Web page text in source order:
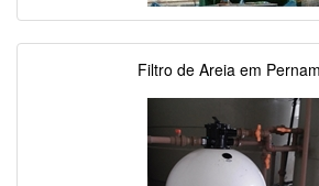
Filtro de Areia em